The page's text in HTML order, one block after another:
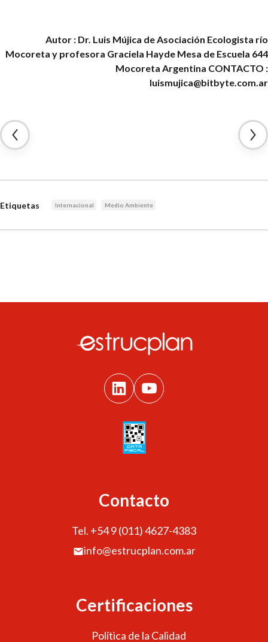
Autor : Dr. Luis Mújica de Asociación Ecologista río
Mocoreta y profesora Graciela Hayde Mesa de Escuela 644
Mocoreta Argentina CONTACTO :
luismujica@bitbyte.com.ar
Etiquetas Internacional Medio Ambiente
Contacto
Tel. +54 9 (011) 4627-4383
info@estrucplan.com.ar
Certificaciones
Política de la Calidad